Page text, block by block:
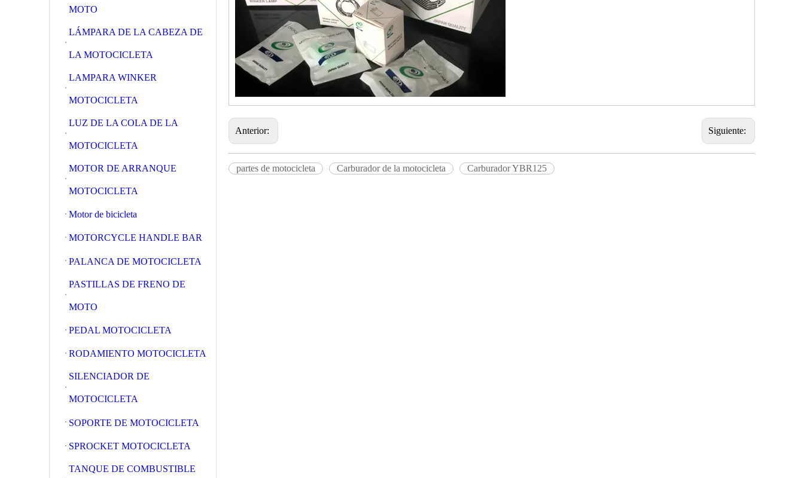
MOTO
LÁMPARA DE LA CABEZA DE
LA MOTOCICLETA
LAMPARA WINKER
MOTOCICLETA
LUZ DE LA COLA DE LA
MOTOCICLETA
MOTOR DE ARRANQUE
MOTOCICLETA
Motor de bicicleta
MOTORCYCLE HANDLE BAR
PALANCA DE MOTOCICLETA
PASTILLAS DE FRENO DE
MOTO
PEDAL MOTOCICLETA
RODAMIENTO MOTOCICLETA
SILENCIADOR DE
MOTOCICLETA
SOPORTE DE MOTOCICLETA
SPROCKET MOTOCICLETA
TANQUE DE COMBUSTIBLE
Anterior: Siguiente:
partes de motocicleta Carburador de la motocicleta Carburador YBR125